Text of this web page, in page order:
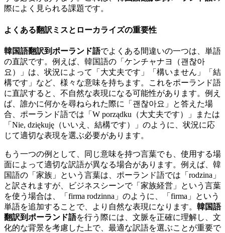
際によく見られる課題です。
よくある翻訳ミスとローカライズの重要性
韓国語翻訳到ポーランド語でよくある間違いの一つは、単語
の直訳です。例えば、韓国語の「ケンチャナヨ（괜찮아
요）」は、状況によって「大丈夫です」「構いません」「結
構です」など、様々な意味を持ちます。これをポーランド語
に直訳すると、不自然な表現になる可能性があります。例え
ば、誰かに何かを尋ねられた際に「괜찮아요」と答えた場
合、ポーランド語では「W porządku（大丈夫です）」または
「Nie, dziękuję（いいえ、結構です）」のように、状況に応
じて適切な表現を選ぶ必要があります。
もう一つの例として、同じ意味を持つ言葉でも、使用する場
面によって適切な訳語が異なる場合があります。例えば、韓
国語の「家族」という言葉は、ポーランド語では「rodzina」
と訳されますが、ビジネスシーンで「家族経営」という言葉
を使う場合は、「firma rodzinna」のように、「firma」という
単語を追加することで、より自然な表現になります。 韓国語
翻訳到ポーランド語を行う際には、文脈を正確に理解し、文
化的な背景を考慮した上で、最適な訳語を選ぶことが重要で